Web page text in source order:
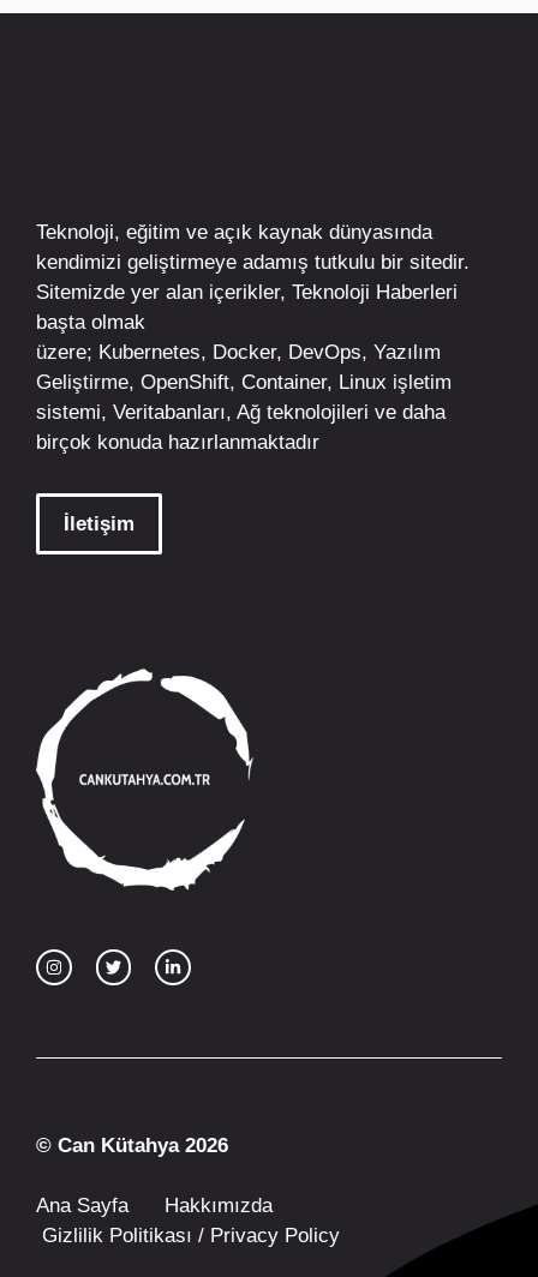
Teknoloji, eğitim ve açık kaynak dünyasında
kendimizi geliştirmeye adamış tutkulu bir sitedir.
Sitemizde yer alan içerikler, Teknoloji Haberleri
başta olmak
üzere; Kubernetes, Docker, DevOps, Yazılım
Geliştirme, OpenShift, Container, Linux işletim
sistemi, Veritabanları, Ağ teknolojileri ve daha
birçok konuda hazırlanmaktadır
İletişim
© Can Kütahya 2026
Ana Sayfa
Hakkımızda
Gizlilik Politikası / Privacy Policy